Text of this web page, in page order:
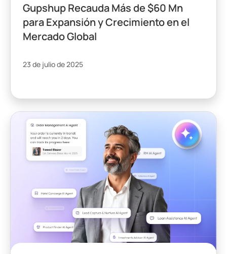
Gupshup Recauda Más de $60 Mn
para Expansión y Crecimiento en el
Mercado Global
23 de julio de 2025